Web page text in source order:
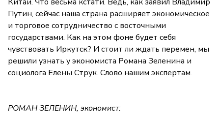
Путин, сейчас наша страна расширяет экономическое
и торговое сотрудничество с восточными
государствами. Как на этом фоне будет себя
чувствовать Иркутск? И стоит ли ждать перемен, мы
решили узнать у экономиста Романа Зеленина и
социолога Елены Струк. Слово нашим экспертам.
РОМАН ЗЕЛЕНИН, экономист: